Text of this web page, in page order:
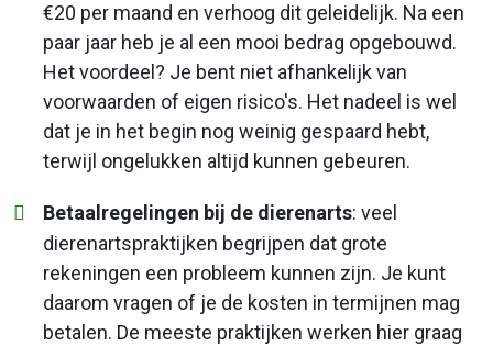
€20 per maand en verhoog dit geleidelijk. Na een
paar jaar heb je al een mooi bedrag opgebouwd.
Het voordeel? Je bent niet afhankelijk van
voorwaarden of eigen risico's. Het nadeel is wel
dat je in het begin nog weinig gespaard hebt,
terwijl ongelukken altijd kunnen gebeuren.
Betaalregelingen bij de dierenarts: veel
dierenartspraktijken begrijpen dat grote
rekeningen een probleem kunnen zijn. Je kunt
daarom vragen of je de kosten in termijnen mag
betalen. De meeste praktijken werken hier graag